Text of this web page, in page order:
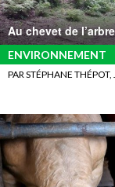
Au chevet de
ENVIRONNEMENT
PAR STÉPHANE